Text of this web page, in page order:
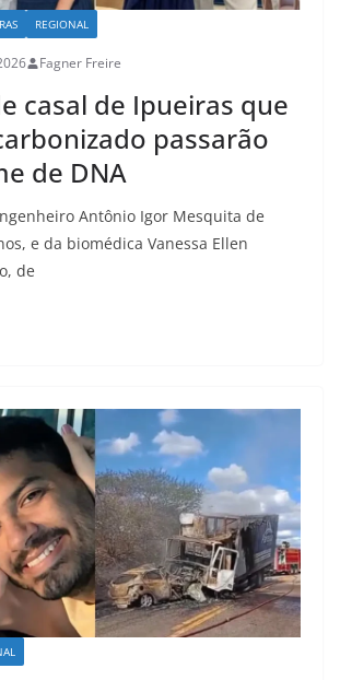
REGIONAL
Fagner Freire
casal de Ipueiras que
passarão
de DNA
Antônio Igor Mesquita de
e da biomédica Vanessa Ellen
de